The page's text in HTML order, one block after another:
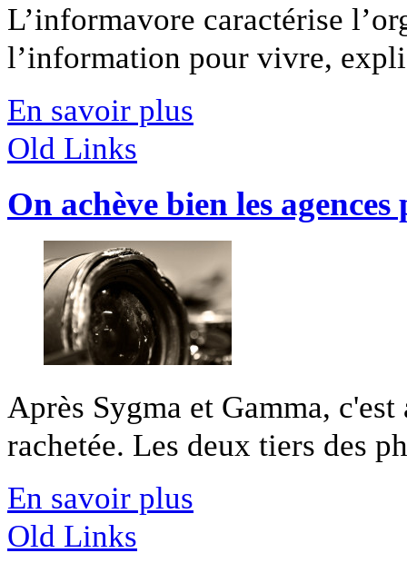
L’informavore caractérise
l’information pour vivre,
En savoir plus
Old Links
On achève bien les agences
Après Sygma et Gamma,
rachetée. Les deux tiers des
En savoir plus
Old Links